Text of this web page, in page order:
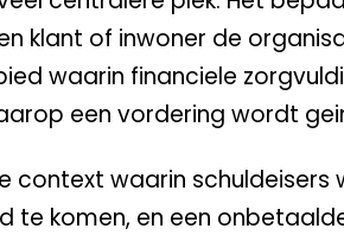
klant of inwoner de
waarin financiele
een vordering wordt
context waarin
te komen, en een